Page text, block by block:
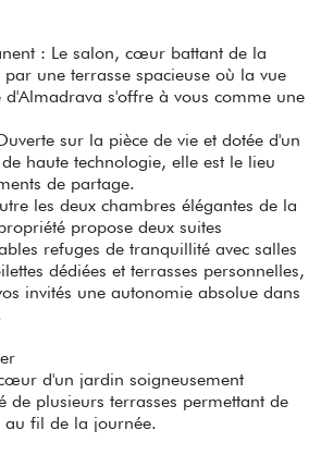
: Le salon, cœur battant de la
une terrasse spacieuse où la vue
s'offre à vous comme une
sur la pièce de vie et dotée d'un
haute technologie, elle est le lieu
de partage.
les deux chambres élégantes de la
propose deux suites
refuges de tranquillité avec salles
dédiées et terrasses personnelles,
invités une autonomie absolue dans
d'un jardin soigneusement
de plusieurs terrasses permettant de
au fil de la journée.